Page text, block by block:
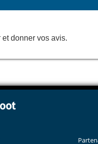
donner vos avis.